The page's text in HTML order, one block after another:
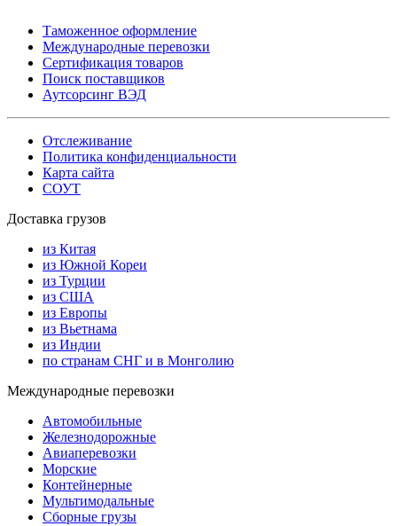
Таможенное оформление
Международные перевозки
Сертификация товаров
Поиск поставщиков
Аутсорсинг ВЭД
Отслеживание
Политика конфиденциальности
Карта сайта
СОУТ
Доставка грузов
из Китая
из Южной Кореи
из Турции
из США
из Европы
из Вьетнама
из Индии
по странам СНГ и в Монголию
Международные перевозки
Автомобильные
Железнодорожные
Авиаперевозки
Морские
Контейнерные
Мультимодальные
Сборные грузы